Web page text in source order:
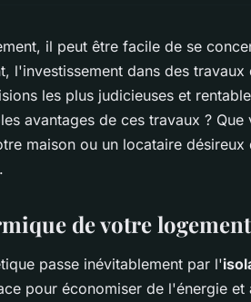
il peut être facile de se
l'investissement dans des travaux
les plus judicieuses et
avantages de ces travaux ? Que
maison ou un locataire
de votre logement
passe inévitablement par l'
pour économiser de l'énergie